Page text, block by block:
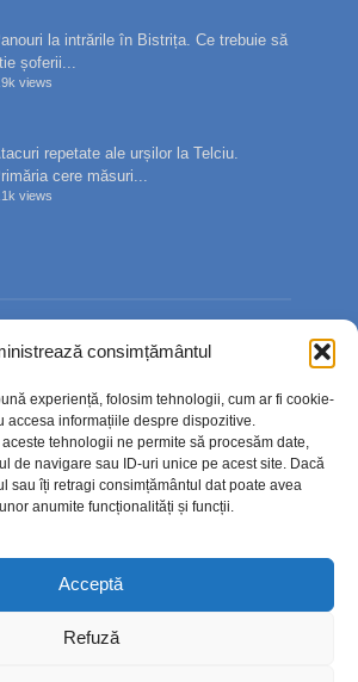
consimțământul
experiență, folosim tehnologii, cum ar fi cookie-
accesa informațiile despre dispozitive.
tehnologii ne permite să procesăm date,
de navigare sau ID-uri unice pe acest site. Dacă
sau îți retragi consimțământul dat poate avea
anumite funcționalități și funcții.
Acceptă
Refuză
la intrările în Bistrița. Ce trebuie să
șoferii...
views
repetate ale urșilor la Telciu.
cere măsuri...
views
uri (UE)